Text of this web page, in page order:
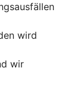
wird
wir